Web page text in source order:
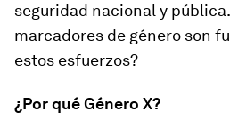
seguridad nacional y
marcadores de género son
estos esfuerzos?
¿Por qué Género X?